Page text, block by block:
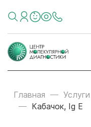
Главная Услуги
Кабачок, Ig E